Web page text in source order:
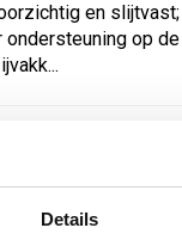
Details
en
op de